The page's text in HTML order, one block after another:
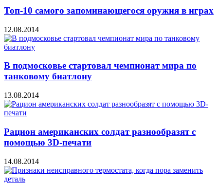
Топ-10 самого запоминающегося оружия в играх
12.08.2014
В подмосковье стартовал чемпионат мира по
танковому биатлону
13.08.2014
Рацион американских солдат разнообразят с
помощью 3D-печати
14.08.2014